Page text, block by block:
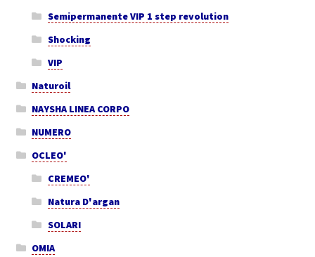
Semipermanente VIP 1 step revolution
Shocking
VIP
Naturoil
NAYSHA LINEA CORPO
NUMERO
OCLEO'
CREMEO'
Natura D'argan
SOLARI
OMIA